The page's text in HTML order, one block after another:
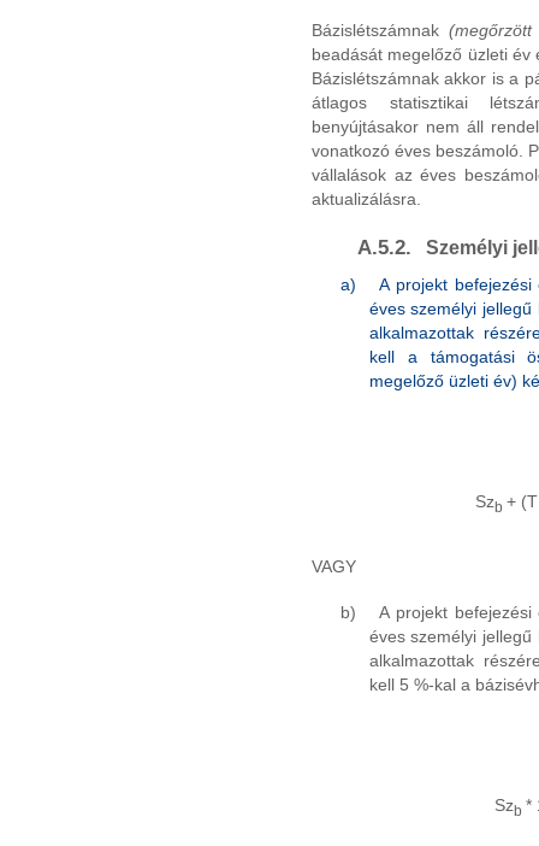
Bázislétszámnak
beadását megelőző üzleti év
Bázislétszámnak akkor is a
átlagos statisztikai
benyújtásakor nem áll
vonatkozó éves beszámoló.
vállalások az éves
aktualizálásra.
A.5.2. Személyi
a)
A projekt
éves személyi
alkalmazottak
kell a támogatási
megelőző üzleti év)
Szb +
VAGY
b)
A projekt
éves személyi
alkalmazottak
kell 5 %-kal a
Szb *